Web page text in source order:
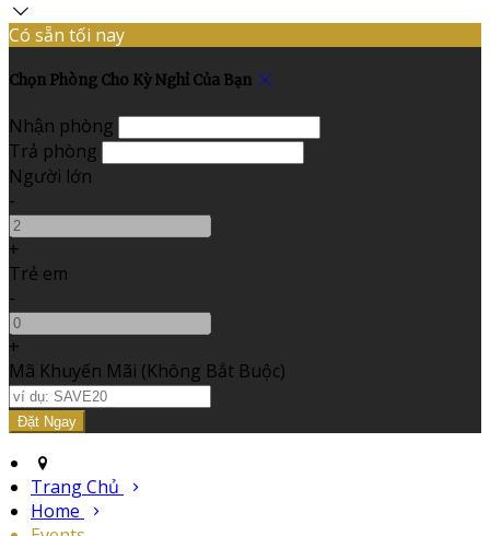
Có sẵn tối nay
Chọn Phòng Cho Kỳ Nghỉ Của Bạn
Nhận phòng
Trả phòng
Người lớn
-
+
Trẻ em
-
+
Mã Khuyến Mãi (Không Bắt Buộc)
Trang Chủ
Home